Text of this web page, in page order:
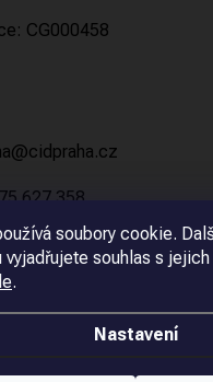
soubory cookie.
souhlas s
.
Nastavení
CG000458
@cidpraha.cz
627 358